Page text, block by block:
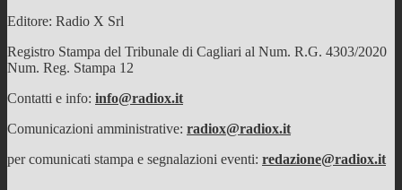
Editore: Radio X Srl
Registro Stampa del Tribunale di Cagliari al Num. R.G. 4303/2020
Num. Reg. Stampa 12
Contatti e info: info@radiox.it
Comunicazioni amministrative: radiox@radiox.it
per comunicati stampa e segnalazioni eventi: redazione@radiox.it